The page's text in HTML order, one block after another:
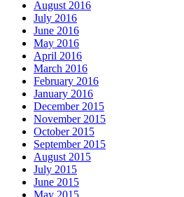
August 2016
July 2016
June 2016
May 2016
April 2016
March 2016
February 2016
January 2016
December 2015
November 2015
October 2015
September 2015
August 2015
July 2015
June 2015